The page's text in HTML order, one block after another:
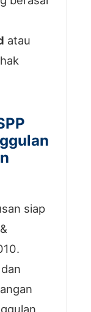
atau
siap